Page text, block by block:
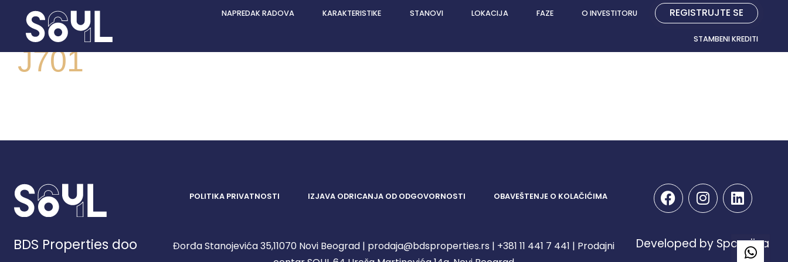
NAPREDAK RADOVA KARAKTERISTIKE STANOVI LOKACIJA FAZE O INVESTITORU REGISTRUJTE SE
STAMBENI KREDITI
J701
POLITIKA PRIVATNOSTI IZJAVA ODRICANJA OD ODGOVORNOSTI OBAVEŠTENJE O KOLAČIĆIMA
BDS Properties doo
Đorđa Stanojevića 35,11070 Novi Beograd | prodaja@bdsproperties.rs | +381 11 441 7 441 | Prodajni
Developed by Spandiva